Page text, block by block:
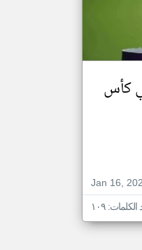
كأس
Jan 16,
١٠٩